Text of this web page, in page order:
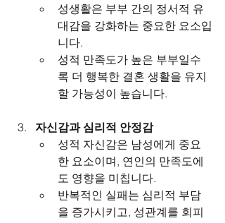
성생활은 부부 간의 정서적 유
대감을 강화하는 중요한 요소입
니다.
성적 만족도가 높은 부부일수
록 더 행복한 결혼 생활을 유지
할 가능성이 높습니다.
자신감과 심리적 안정감
성적 자신감은 남성에게 중요
한 요소이며, 연인의 만족도에
도 영향을 미칩니다.
반복적인 실패는 심리적 부담
을 증가시키고, 성관계를 회피